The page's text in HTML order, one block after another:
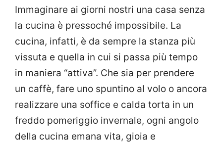
Immaginare ai giorni nostri una casa senza
la cucina è pressoché impossibile. La
cucina, infatti, è da sempre la stanza più
vissuta e quella in cui si passa più tempo
in maniera “attiva”. Che sia per prendere
un caffè, fare uno spuntino al volo o ancora
realizzare una soffice e calda torta in un
freddo pomeriggio invernale, ogni angolo
della cucina emana vita, gioia e